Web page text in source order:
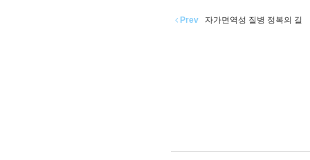
Prev 자가면역성 질병 정복의 길